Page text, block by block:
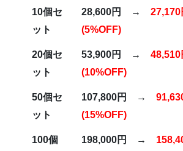
10個セ
ット
28,600円 → 27,170
(5%OFF)
20個セ
ット
53,900円 → 48,510
(10%OFF)
50個セ
ット
107,800円 →
(15%OFF)
100個
198,000円 →